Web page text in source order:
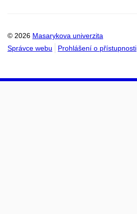
© 2026 Masarykova univerzita
Správce webu
Prohlášení o přístupnosti